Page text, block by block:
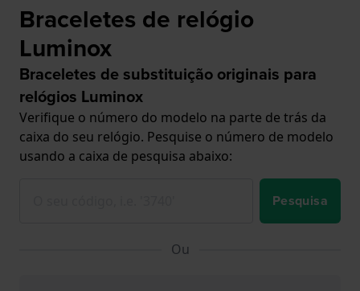
Braceletes de relógio
Luminox
Braceletes de substituição originais para
relógios Luminox
Verifique o número do modelo na parte de trás da
caixa do seu relógio. Pesquise o número de modelo
usando a caixa de pesquisa abaixo:
Pesquisa
Ou